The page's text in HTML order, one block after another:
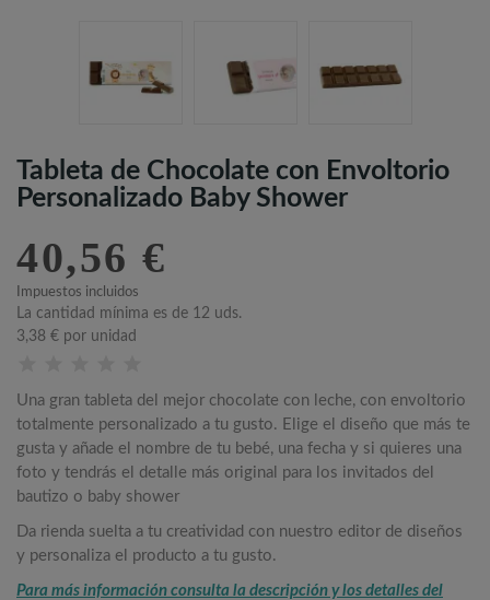
Tableta de Chocolate con Envoltorio
Personalizado Baby Shower
40,56 €
Impuestos incluidos
La cantidad mínima es de 12 uds.
3,38 € por unidad
Una gran tableta del mejor chocolate con leche, con envoltorio
totalmente personalizado a tu gusto. Elige el diseño que más te
gusta y añade el nombre de tu bebé, una fecha y si quieres una
foto y tendrás el detalle más original para los invitados del
bautizo o baby shower
Da rienda suelta a tu creatividad con nuestro editor de diseños
y personaliza el producto a tu gusto.
Para más información consulta la descripción y los detalles del